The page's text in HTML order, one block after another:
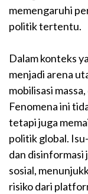
memengaruhi
politik tertentu.
Dalam konteks
menjadi arena
mobilisasi
Fenomena ini
tetapi juga
politik global.
dan disinformasi
sosial,
risiko dari